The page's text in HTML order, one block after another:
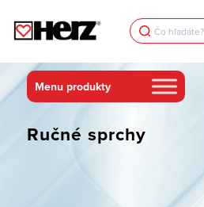
Search
for:
Ručné sprchy